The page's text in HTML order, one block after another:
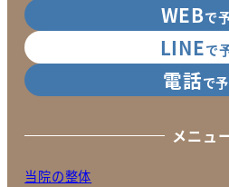
WEBで
LINEで
電話で
メニュ
当院の整体